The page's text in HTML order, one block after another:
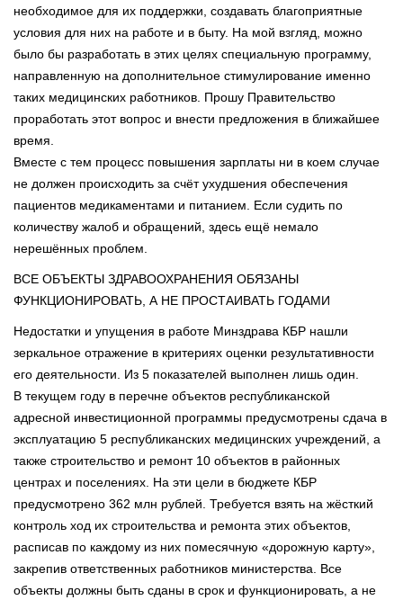
необходимое для их поддержки, создавать благоприятные
условия для них на работе и в быту. На мой взгляд, можно
было бы разработать в этих целях специальную программу,
направленную на дополнительное стимулирование именно
таких медицинских работников. Прошу Правительство
проработать этот вопрос и внести предложения в ближайшее
время.
Вместе с тем процесс повышения зарплаты ни в коем случае
не должен происходить за счёт ухудшения обеспечения
пациентов медикаментами и питанием. Если судить по
количеству жалоб и обращений, здесь ещё немало
нерешённых проблем.
ВСЕ ОБЪЕКТЫ ЗДРАВООХРАНЕНИЯ ОБЯЗАНЫ
ФУНКЦИОНИРОВАТЬ, А НЕ ПРОСТАИВАТЬ ГОДАМИ
Недостатки и упущения в работе Минздрава КБР нашли
зеркальное отражение в критериях оценки результативности
его деятельности. Из 5 показателей выполнен лишь один.
В текущем году в перечне объектов республиканской
адресной инвестиционной программы предусмотрены сдача в
эксплуатацию 5 республиканских медицинских учреждений, а
также строительство и ремонт 10 объектов в районных
центрах и поселениях. На эти цели в бюджете КБР
предусмотрено 362 млн рублей. Требуется взять на жёсткий
контроль ход их строительства и ремонта этих объектов,
расписав по каждому из них помесячную «дорожную карту»,
закрепив ответственных работников министерства. Все
объекты должны быть сданы в срок и функционировать, а не